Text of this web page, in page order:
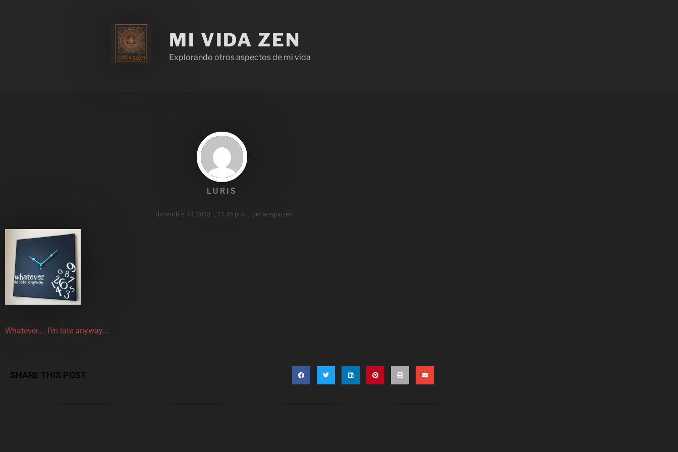
MI VIDA ZEN
Explorando otros aspectos de mi vida
LURIS
diciembre 14, 2013 , 11:45 pm , Uncategorized
Whatever…. I’m late anyway….
SHARE THIS POST